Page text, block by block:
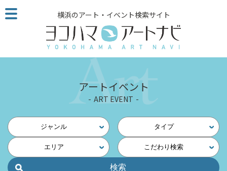
こ
の
ジ
読
他
ペ
横浜のアート・イベント検索サイト
アートイベント
ART EVENT
ジャンル タイプ
エリア こだわり検索